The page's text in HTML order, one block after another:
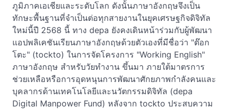
ภูมิภาคเอเชียและระดับโลก ดังนั้นภาษาอังกฤษจึงเป็น
ทักษะพื้นฐานที่จำเป็นต่อทุกสายงานในยุคเศรษฐกิจดิจิทัล
ใหม่นี้ปี 2568 นี้ ทาง depa ยังคงเดินหน้าร่วมกับผู้พัฒนา
แอปพลิเคชันเรียนภาษาอังกฤษด้วยตัวเองที่มีชื่อว่า "ต๊อก
โตะ" (tockto) ในการจัดโครงการ "Working English"
ภาษาอังกฤษ สำหรับวัยทำงาน ขึ้นมา ภายใต้มาตรการ
ช่วยเหลือหรือการอุดหนุนการพัฒนาศักยภาพกำลังคนและ
บุคลากรด้านเทคโนโลยีและนวัตกรรมดิจิทัล (depa
Digital Manpower Fund) หลังจาก tockto ประสบความ